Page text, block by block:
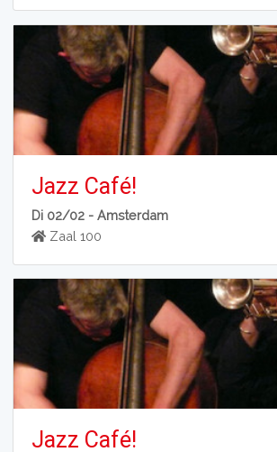
Jazz Café!
Di 02/02 -Amsterdam
Zaal 100
Jazz Café!